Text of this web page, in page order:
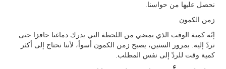
نحصل عليها من حواسنا.
زمن الكمون
إنّه كمية الوقت الذي يمضي من اللحظة التي يدرك دماغنا حافزا حتى
نردّ إليه. بمرور السنين، يصبح زمن الكمون أسوأ، لأننا نحتاج إلى أكثر
كمية وقت للردّ إلى نفس المطلب.